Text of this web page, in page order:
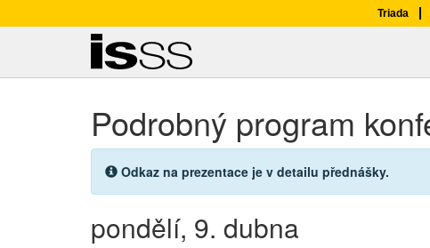
Triada
Podrobný program
Informace:
Odkaz na prezentace je v detailu přednášky.
pondělí, 9. dubna